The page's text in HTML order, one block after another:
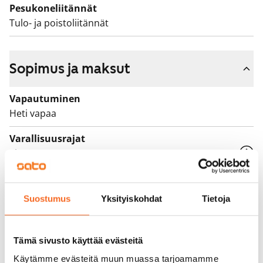
Suostumus Yksityiskohdat Tietoja
Tämä sivusto käyttää evästeitä
Käytämme evästeitä muun muassa tarjoamamme
Pesukoneliitännät
Tulo- ja poistoliitännät
Sopimus ja maksut
Vapautuminen
Heti vapaa
Varallisuusrajat
Ei
739 €/kk
Vuokravakuus
Vuokrasopimus